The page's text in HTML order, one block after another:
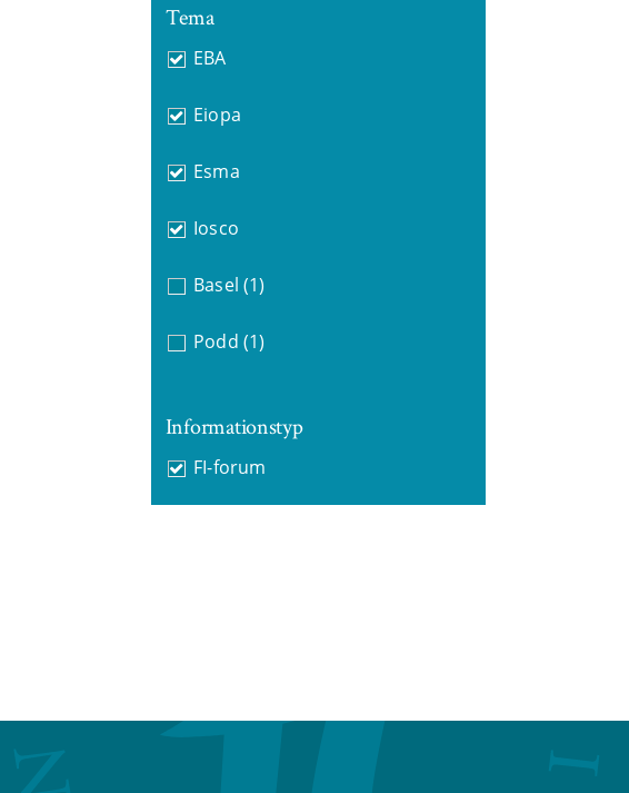
Tema
EBA
Eiopa
Esma
Iosco
Basel (1)
Podd (1)
Informationstyp
FI-forum